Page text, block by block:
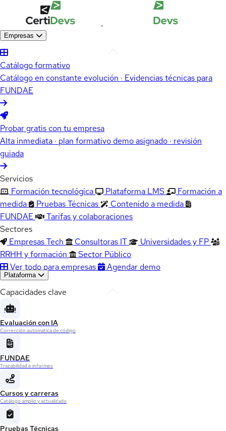
Empresas
Catálogo formativo
Catálogo en constante evolución · Evidencias técnicas para
FUNDAE
Probar gratis con tu empresa
Alta inmediata · plan formativo demo asignado · revisión
guiada
Servicios
Formación tecnológica
Plataforma LMS
Formación a
medida
Pruebas Técnicas
Contenido a medida
FUNDAE
Tarifas y colaboraciones
Sectores
Empresas Tech
Consultoras IT
Universidades y FP
RRHH y formación
Sector Público
Ver todo para empresas
Agendar demo
Plataforma
Capacidades clave
Evaluación con IA
Corrección automática de código
FUNDAE
Trazabilidad e informes
Cursos y carreras
Catálogo amplio y actualizado
Pruebas Técnicas